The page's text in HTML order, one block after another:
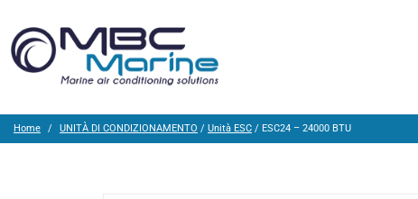
Home UNITÀ DI CONDIZIONAMENTO / Unità ESC / ESC24 – 24000 BTU